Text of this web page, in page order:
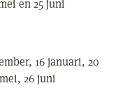
en 25 juni
16 januari, 20
26 juni